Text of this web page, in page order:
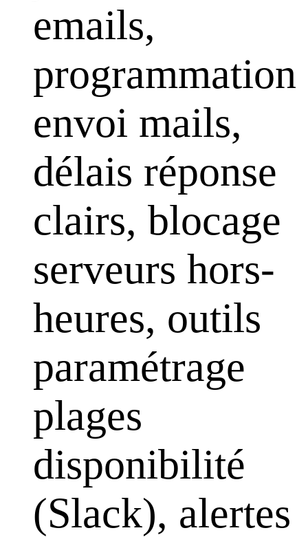
emails,
programmation
envoi mails,
délais réponse
clairs, blocage
serveurs hors-
heures, outils
paramétrage
plages
disponibilité
(Slack), alertes